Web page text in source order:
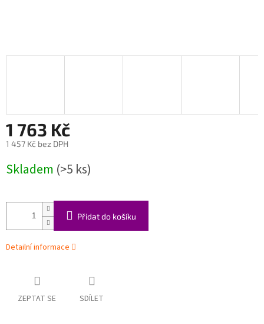
1 763 Kč
1 457 Kč bez DPH
cena:
Skladem (>5 ks)
Přidat do košíku
Detailní informace
ZEPTAT SE SDÍLET